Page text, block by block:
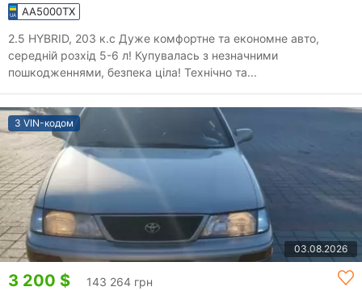
AA5000TX
2.5 HYBRID, 203 к.с Дуже комфортне та економне авто,
середній розхід 5-6 л! Купувалась з незначними
пошкодженнями, безпека ціла! Технічно та...
З VIN-кодом
03.08.2026
3 200 $ 143 264 грн